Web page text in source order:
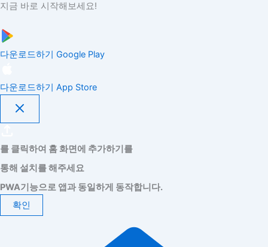
지금 바로 시작해보세요!
다운로드하기 Google Play
다운로드하기 App Store
를 클릭하여 홈 화면에 추가하기를
통해 설치를 해주세요
PWA기능으로 앱과 동일하게 동작합니다.
확인